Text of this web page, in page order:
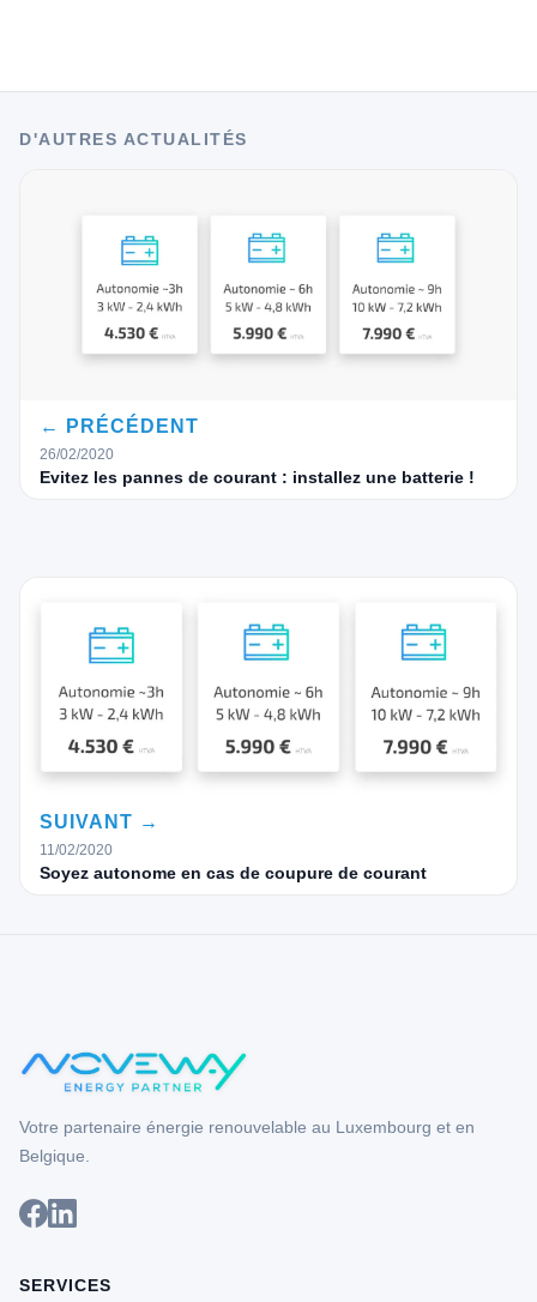
D'AUTRES ACTUALITÉS
← PRÉCÉDENT
26/02/2020
Evitez les pannes de courant : installez une batterie !
SUIVANT →
11/02/2020
Soyez autonome en cas de coupure de courant
Votre partenaire énergie renouvelable au Luxembourg et en
Belgique.
SERVICES